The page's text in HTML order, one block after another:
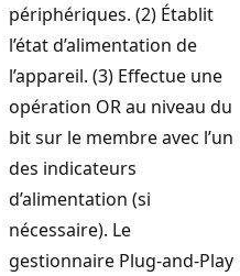
périphériques. (2) Établit
l’état d’alimentation de
l’appareil. (3) Effectue une
opération OR au niveau du
bit sur le membre avec l’un
des indicateurs
d’alimentation (si
nécessaire). Le
gestionnaire Plug-and-Play